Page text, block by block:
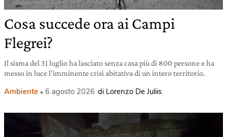
Cosa succede ora ai Campi
Flegrei?
Il sisma del 31 luglio ha lasciato senza casa più di 800 persone e ha
messo in luce l’imminente crisi abitativa di un intero territorio.
Ambiente 6 agosto 2026 di Lorenzo De Juliis